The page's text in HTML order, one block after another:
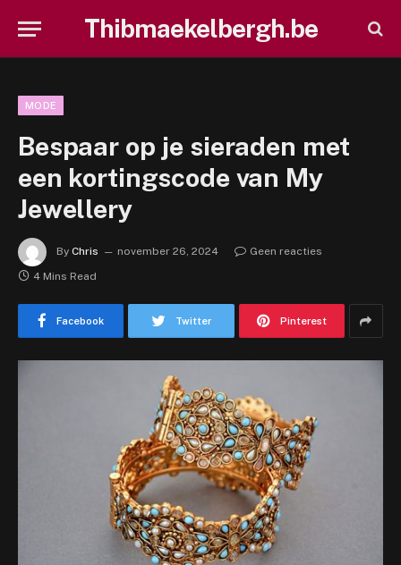
Thibmaekelbergh.be
MODE
Bespaar op je sieraden met
een kortingscode van My
Jewellery
By Chris november 26, 2024
Geen reacties
4 Mins Read
Facebook Twitter Pinterest